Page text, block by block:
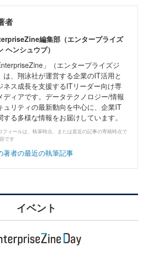
者
編集部（エンタープライズ
ヘンシュウブ）
」（エンタープライズジ
は、翔泳社が運営する企業のIT活用と
ネス成長を支援するITリーダー向け専
ディアです。データテクノロジー/情報
ュリティの最新動向を中心に、企業IT
する多様な情報をお届けしています。
フィールは、執筆時点、または直近の記事の寄稿時点で
です
著者の最近の執筆記事
イベント